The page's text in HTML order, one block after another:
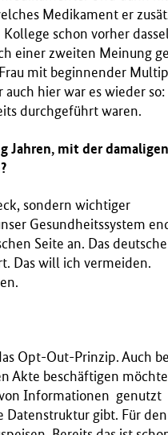
Medikament er
schon vorher
einer zweiten Meinung
mit beginnender
hier war es wieder
durchgeführt waren.
Jahren, mit der damaligen
sondern wichtiger
Gesundheitssystem
Seite an. Das deutsche
Das will ich vermeiden.
Opt-Out-Prinzip. Auch
Akte beschäftigen
von Informationen genutzt
Datenstruktur gibt. Für den